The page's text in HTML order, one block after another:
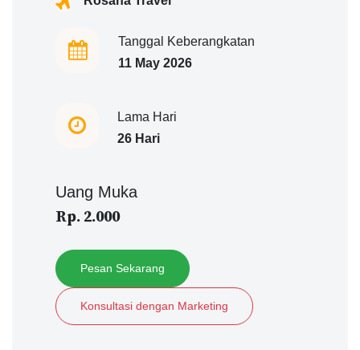
Tanggal Keberangkatan
11 May 2026
Lama Hari
26 Hari
Uang Muka
Rp. 2.000
Pesan Sekarang
Konsultasi dengan Marketing